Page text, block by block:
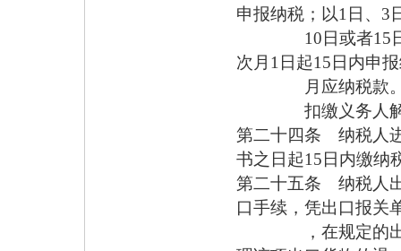
申报纳税；以1日、3
10日或者15日为1
次月1日起15日内申
月应纳税款
扣缴义务人解缴
第二十四条 纳税人
书之日起15日内缴纳
第二十五条 纳税人
口手续，凭出口报关
，在规定的出口